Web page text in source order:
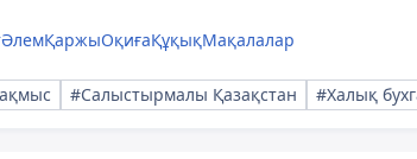
ӘлемҚаржыОқиғаҚұқықМақалалар
#Салыстырмалы Қазақстан #Халық